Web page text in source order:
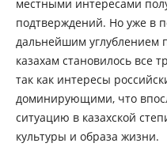
местными интересами
подтверждений. Но уже в
дальнейшим углублением
казахам становилось все
так как интересы
доминирующими, что
ситуацию в казахской
культуры и образа жизни.